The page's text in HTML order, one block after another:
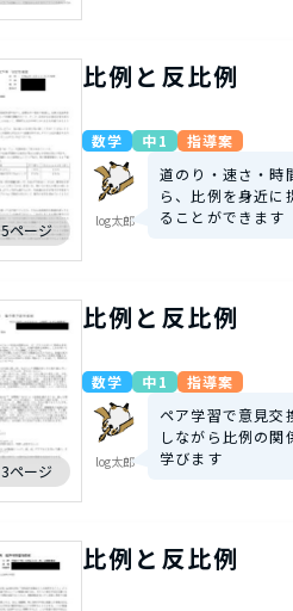
5ページ
比例と反比例
数学 中1 指導案
log太郎
道のり・速さ・時
ら、比例を身近に
ることができます
3ページ
比例と反比例
数学 中1 指導案
log太郎
ペア学習で意見交
しながら比例の関
学びます
比例と反比例